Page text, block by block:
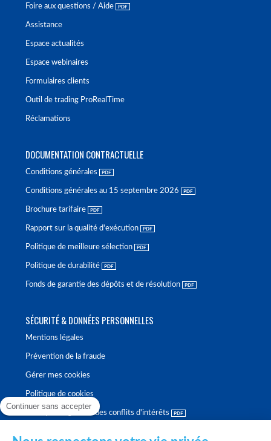
Foire aux questions / Aide
Assistance
Espace actualités
Espace webinaires
Formulaires clients
Outil de trading ProRealTime
Réclamations
DOCUMENTATION CONTRACTUELLE
Conditions générales
Conditions générales au 15 septembre 2026
Brochure tarifaire
Rapport sur la qualité d'exécution
Politique de meilleure sélection
Politique de durabilité
Fonds de garantie des dépôts et de résolution
SÉCURITÉ & DONNÉES PERSONNELLES
Mentions légales
Prévention de la fraude
Gérer mes cookies
Politique de cookies
Politique de gestion des conflits d'intérêts
Continuer sans accepter